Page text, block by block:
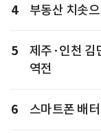
4 부동산 치솟
5
제주·인천 김
역전
6 스마트폰 배